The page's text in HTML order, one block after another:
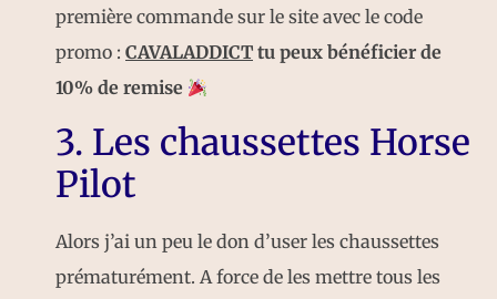
première commande sur le site avec le code
promo : CAVALADDICT tu peux bénéficier de
10% de remise
3. Les chaussettes Horse
Pilot
Alors j’ai un peu le don d’user les chaussettes
prématurément. A force de les mettre tous les